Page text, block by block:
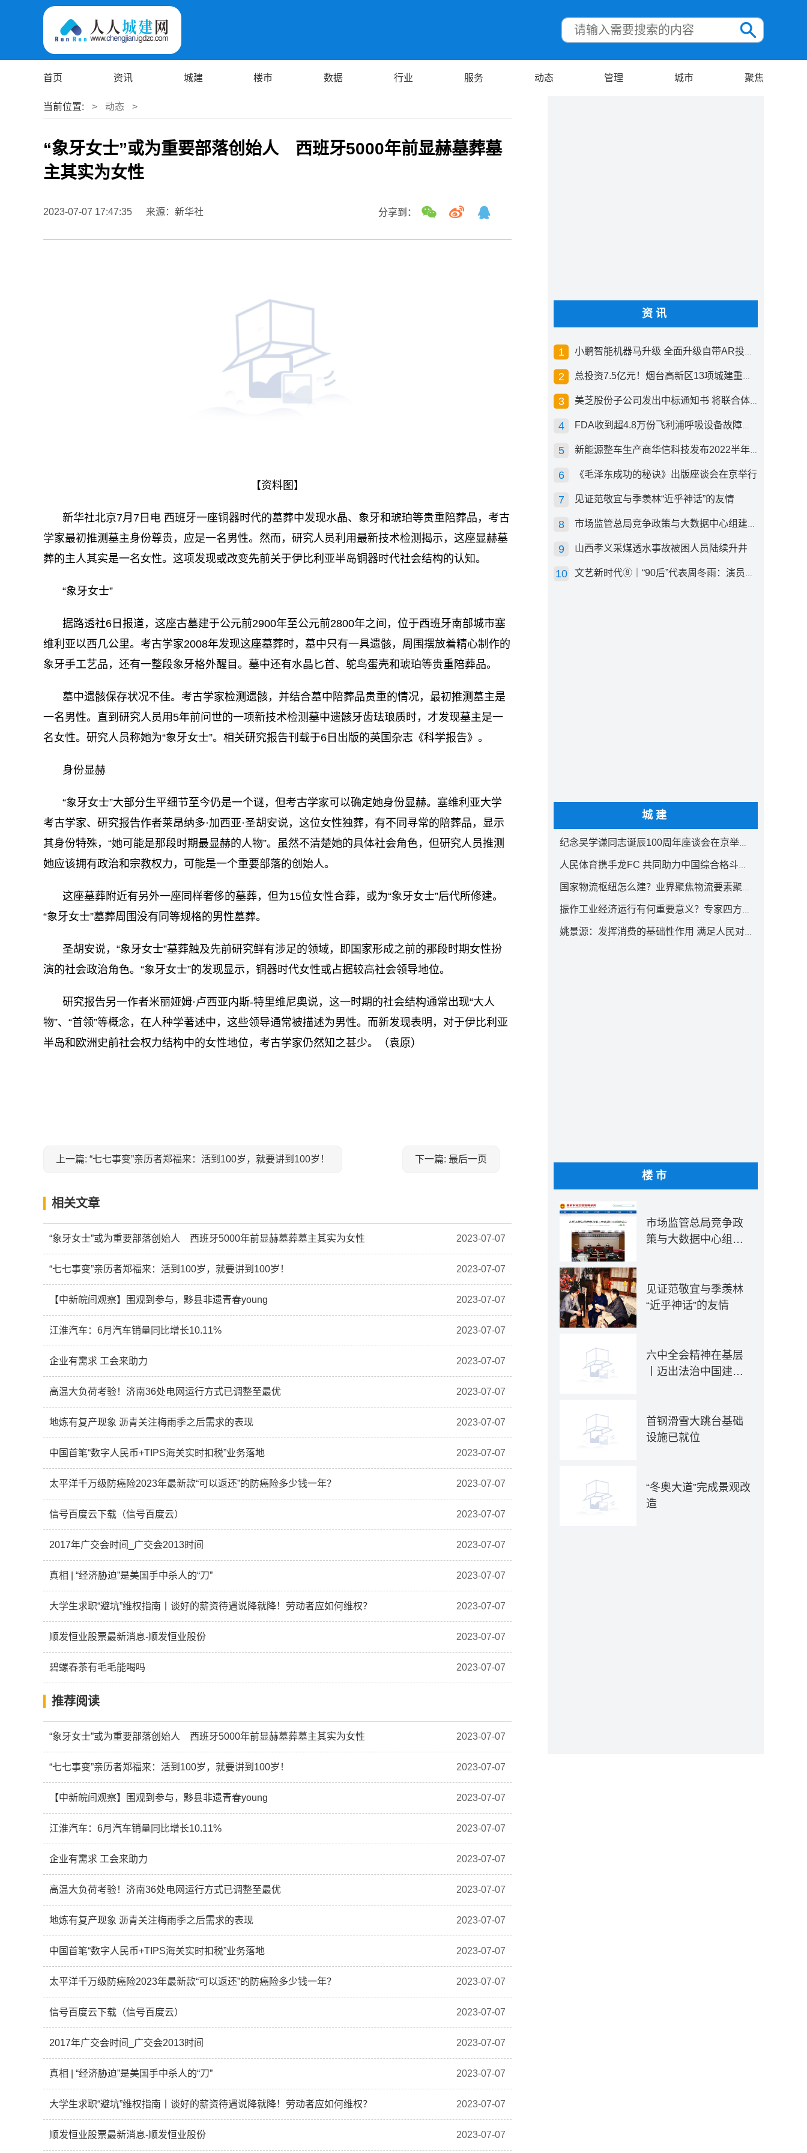
首页 资讯 城建 楼市 数据 行业 服务 动态 管理 城市 聚焦
当前位置: > 动态 >
“象牙女士”或为重要部落创始人 西班牙5000年前显赫墓葬墓
主其实为女性
2023-07-07 17:47:35 来源：新华社 分享到：
【资料图】
新华社北京7月7日电 西班牙一座铜器时代的墓葬中发现水晶、象牙和琥珀等贵重陪葬品，考古
学家最初推测墓主身份尊贵，应是一名男性。然而，研究人员利用最新技术检测揭示，这座显赫墓
葬的主人其实是一名女性。这项发现或改变先前关于伊比利亚半岛铜器时代社会结构的认知。
“象牙女士”
据路透社6日报道，这座古墓建于公元前2900年至公元前2800年之间，位于西班牙南部城市塞
维利亚以西几公里。考古学家2008年发现这座墓葬时，墓中只有一具遗骸，周围摆放着精心制作的
象牙手工艺品，还有一整段象牙格外醒目。墓中还有水晶匕首、鸵鸟蛋壳和琥珀等贵重陪葬品。
墓中遗骸保存状况不佳。考古学家检测遗骸，并结合墓中陪葬品贵重的情况，最初推测墓主是
一名男性。直到研究人员用5年前问世的一项新技术检测墓中遗骸牙齿珐琅质时，才发现墓主是一
名女性。研究人员称她为“象牙女士”。相关研究报告刊载于6日出版的英国杂志《科学报告》。
身份显赫
“象牙女士”大部分生平细节至今仍是一个谜，但考古学家可以确定她身份显赫。塞维利亚大学
考古学家、研究报告作者莱昂纳多·加西亚·圣胡安说，这位女性独葬，有不同寻常的陪葬品，显示
其身份特殊，“她可能是那段时期最显赫的人物”。虽然不清楚她的具体社会角色，但研究人员推测
她应该拥有政治和宗教权力，可能是一个重要部落的创始人。
这座墓葬附近有另外一座同样奢侈的墓葬，但为15位女性合葬，或为“象牙女士”后代所修建。
“象牙女士”墓葬周围没有同等规格的男性墓葬。
圣胡安说，“象牙女士”墓葬触及先前研究鲜有涉足的领域，即国家形成之前的那段时期女性扮
演的社会政治角色。“象牙女士”的发现显示，铜器时代女性或占据较高社会领导地位。
研究报告另一作者米丽娅姆·卢西亚内斯-特里维尼奥说，这一时期的社会结构通常出现“大人
物”、“首领”等概念，在人种学著述中，这些领导通常被描述为男性。而新发现表明，对于伊比利亚
半岛和欧洲史前社会权力结构中的女性地位，考古学家仍然知之甚少。（袁原）
上一篇: “七七事变”亲历者郑福来：活到100岁，就要讲到100岁！ 下一篇: 最后一页
相关文章
“象牙女士”或为重要部落创始人 西班牙5000年前显赫墓葬墓主其实为女性 2023-07-07
“七七事变”亲历者郑福来：活到100岁，就要讲到100岁！ 2023-07-07
【中新皖间观察】围观到参与，黟县非遗青春young 2023-07-07
江淮汽车：6月汽车销量同比增长10.11% 2023-07-07
企业有需求 工会来助力 2023-07-07
高温大负荷考验！济南36处电网运行方式已调整至最优 2023-07-07
地炼有复产现象 沥青关注梅雨季之后需求的表现 2023-07-07
中国首笔“数字人民币+TIPS海关实时扣税”业务落地 2023-07-07
太平洋千万级防癌险2023年最新款“可以返还”的防癌险多少钱一年？ 2023-07-07
信号百度云下载（信号百度云） 2023-07-07
2017年广交会时间_广交会2013时间 2023-07-07
真相 | “经济胁迫”是美国手中杀人的“刀” 2023-07-07
大学生求职“避坑”维权指南丨谈好的薪资待遇说降就降！劳动者应如何维权？ 2023-07-07
顺发恒业股票最新消息-顺发恒业股份 2023-07-07
碧螺春茶有毛毛能喝吗 2023-07-07
推荐阅读
“象牙女士”或为重要部落创始人 西班牙5000年前显赫墓葬墓主其实为女性 2023-07-07
“七七事变”亲历者郑福来：活到100岁，就要讲到100岁！ 2023-07-07
【中新皖间观察】围观到参与，黟县非遗青春young 2023-07-07
江淮汽车：6月汽车销量同比增长10.11% 2023-07-07
企业有需求 工会来助力 2023-07-07
高温大负荷考验！济南36处电网运行方式已调整至最优 2023-07-07
地炼有复产现象 沥青关注梅雨季之后需求的表现 2023-07-07
中国首笔“数字人民币+TIPS海关实时扣税”业务落地 2023-07-07
太平洋千万级防癌险2023年最新款“可以返还”的防癌险多少钱一年？ 2023-07-07
信号百度云下载（信号百度云） 2023-07-07
2017年广交会时间_广交会2013时间 2023-07-07
真相 | “经济胁迫”是美国手中杀人的“刀” 2023-07-07
大学生求职“避坑”维权指南丨谈好的薪资待遇说降就降！劳动者应如何维权？ 2023-07-07
顺发恒业股票最新消息-顺发恒业股份 2023-07-07
资讯
小鹏智能机器马升级 全面升级自带AR投影创新交互方式
总投资7.5亿元！烟台高新区13项城建重点工程开工
美芝股份子公司发出中标通知书 将联合体中标1.36亿元总承包项目
FDA收到超4.8万份飞利浦呼吸设备故障报告 其中44份死亡案例
新能源整车生产商华信科技发布2022半年度报告 同比下滑2.92%
《毛泽东成功的秘诀》出版座谈会在京举行
见证范敬宜与季羡林“近乎神话”的友情
市场监管总局竞争政策与大数据中心组建成立
山西孝义采煤透水事故被困人员陆续升井
文艺新时代⑧｜“90后”代表周冬雨：演员心里有底，得靠体验生活
城建
纪念吴学谦同志诞辰100周年座谈会在京举行 汪洋出席
人民体育携手龙FC 共同助力中国综合格斗事业发展
国家物流枢纽怎么建？业界聚焦物流要素聚集方式创新
振作工业经济运行有何重要意义？专家四方面权威解读
姚景源：发挥消费的基础性作用 满足人民对美好生活向往
楼市
市场监管总局竞争政
策与大数据中心组建
见证范敬宜与季羡林
“近乎神话”的友情
六中全会精神在基层
丨迈出法治中国建设
推动全面依法治国新
实践
首钢滑雪大跳台基础
设施已就位
“冬奥大道”完成景观改
造